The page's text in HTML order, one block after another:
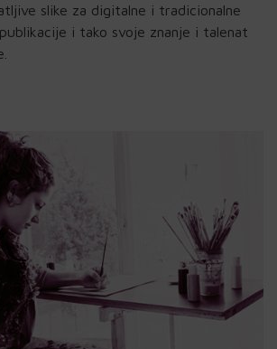
slike za digitalne i tradicionalne
i tako svoje znanje i talenat